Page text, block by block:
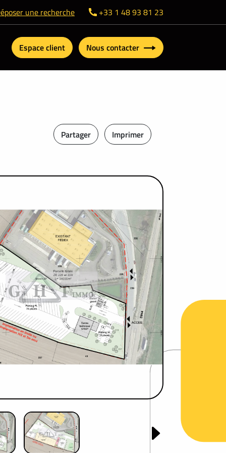
une recherche +33 1 48 93 81 23
Espace client Nous contacter
Partager Imprimer